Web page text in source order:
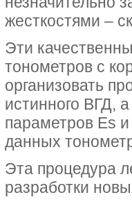
жесткостями –
Эти
тонометров с
организовать
истинного ВГД,
параметров Es
данных
Эта процедура
разработки